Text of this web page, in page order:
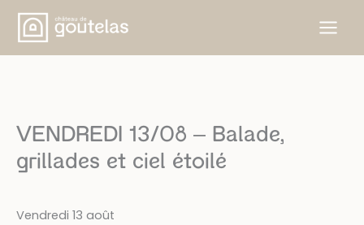
Skip
content
VENDREDI 13/08 – Balade,
grillades et ciel étoilé
Vendredi 13 août